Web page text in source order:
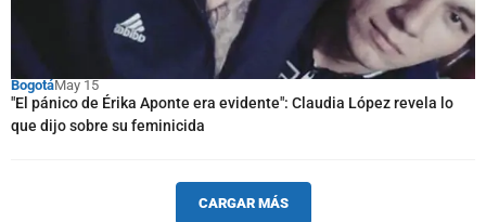
BogotáMay 15
"El pánico de Érika Aponte era evidente": Claudia López revela lo
que dijo sobre su feminicida
CARGAR MÁS